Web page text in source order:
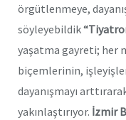
örgütlenmeye,
söyleyebildik
yaşatma gayreti; her
biçemlerinin,
dayanışmayı
yakınlaştırıyor. İzmir